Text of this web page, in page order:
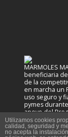
Utilizamos cookies
calidad, seguridad y
no acepta la
MARMOLES
beneficiaria
de la
en marcha un
uso seguro y
pymes
apoyo del
Comercio de